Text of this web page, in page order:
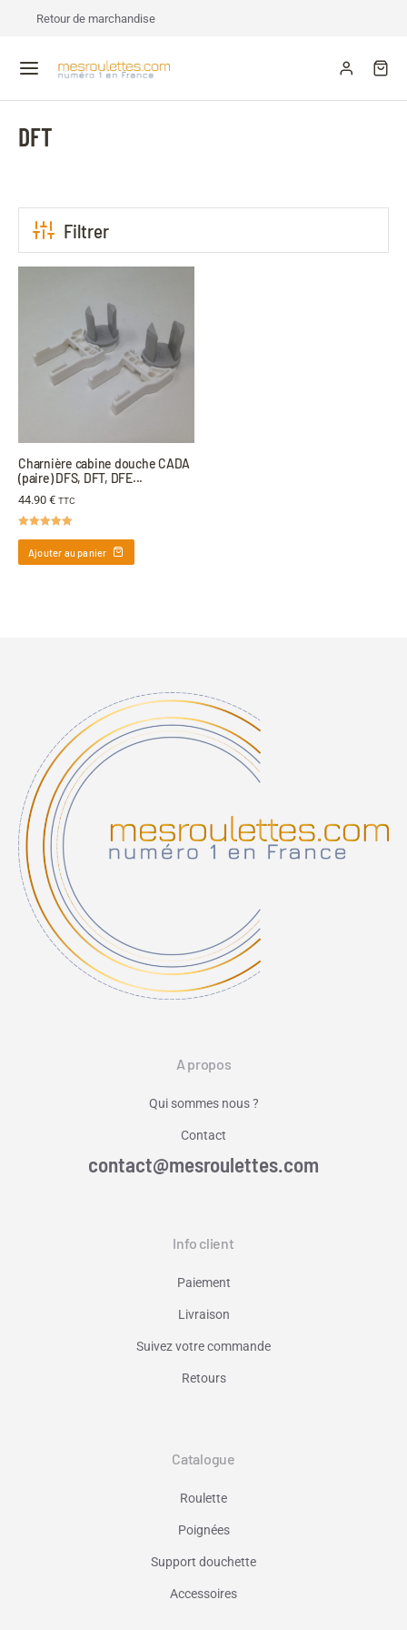
Retour de marchandise
DFT
Filtrer
Charnière cabine douche CADA
(paire) DFS, DFT, DFE...
44.90 € TTC
Ajouter au panier
A propos
Qui sommes nous ?
Contact
contact@mesroulettes.com
Info client
Paiement
Livraison
Suivez votre commande
Retours
Catalogue
Roulette
Poignées
Support douchette
Accessoires